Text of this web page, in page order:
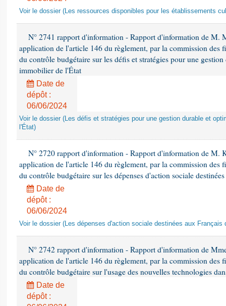
Voir le dossier (Les ressources disponibles pour les établissements
N° 2741 rapport d'information - Rapport d'information de M.
application de l'article 146 du règlement, par la commission des
du contrôle budgétaire sur les défis et stratégies pour une
immobilier de l'État
Date de
dépôt :
06/06/2024
Voir le dossier (Les défis et stratégies pour une gestion durable et
l'État)
N° 2720 rapport d'information - Rapport d'information de M.
application de l'article 146 du règlement, par la commission des
du contrôle budgétaire sur les dépenses d'action sociale
Date de
dépôt :
06/06/2024
Voir le dossier (Les dépenses d'action sociale destinées aux Français
N° 2742 rapport d'information - Rapport d'information de
application de l'article 146 du règlement, par la commission des
du contrôle budgétaire sur l'usage des nouvelles technologies
Date de
dépôt :